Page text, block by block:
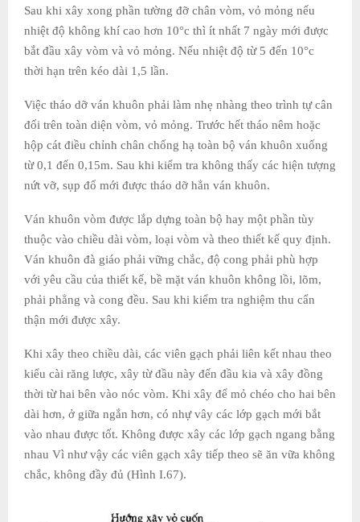
Sau khi xây xong phần tường đỡ chân vòm, vỏ mỏng nếu
nhiệt độ không khí cao hơn 10°c thì ít nhất 7 ngày mới được
bắt đầu xây vòm và vỏ mỏng. Nếu nhiệt độ từ 5 đến 10°c
thời hạn trên kéo dài 1,5 lần.
Việc tháo dỡ ván khuôn phải làm nhẹ nhàng theo trình tự cân
đối trên toàn diện vòm, vỏ mỏng. Trước hết tháo nêm hoặc
hộp cát điều chỉnh chân chống hạ toàn bộ ván khuôn xuống
từ 0,1 đến 0,15m. Sau khi kiểm tra không thấy các hiện tượng
nứt vỡ, sụp đổ mới được tháo dỡ hẳn ván khuôn.
Ván khuôn vòm được lắp dựng toàn bộ hay một phần tùy
thuộc vào chiều dài vòm, loại vòm và theo thiết kế quy định.
Ván khuôn đà giáo phải vững chắc, độ cong phải phù hợp
với yêu cầu của thiết kế, bề mặt ván khuôn không lồi, lõm,
phải phẳng và cong đều. Sau khi kiểm tra nghiệm thu cẩn
thận mới được xây.
Khi xây theo chiều dài, các viên gạch phải liên kết nhau theo
kiểu cài răng lược, xây từ đầu này đến đầu kia và xây đồng
thời từ hai bên vào nóc vòm. Khi xây để mỏ chéo cho hai bên
dài hơn, ở giữa ngắn hơn, có nhự vây các lớp gạch mới bắt
vào nhau được tốt. Không được xây các lớp gạch ngang bằng
nhau Vì như vậy các viên gạch xây tiếp theo sẽ ăn vữa không
chắc, không đầy đủ (Hình I.67).